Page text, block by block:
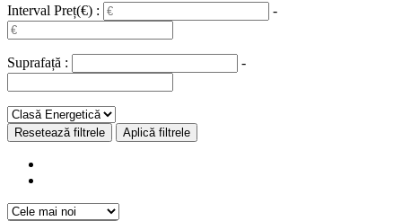
Interval Preț(€) : -
Suprafață : -
Resetează filtrele Aplică filtrele